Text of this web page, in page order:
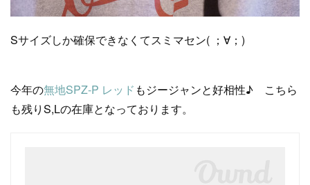
Sサイズしか確保できなくてスミマセン( ；∀；)
今年の無地SPZ-P レッド もジージャンと好相性♪ こちら
も残りS,Lの在庫となっております。